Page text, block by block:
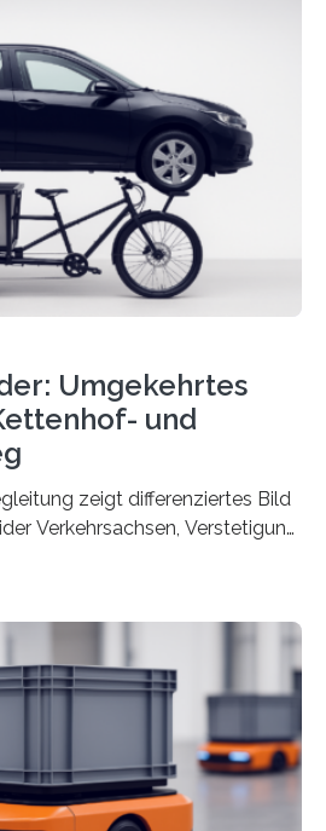
sogar um 35 Prozent. Die
Transportation Research
vom 5. August 2025 online
Autobahnen sind…
Umgekehrtes
und
zeigt differenziertes Bild
Verkehrsachsen, Verstetigung
und Aufenthaltsqualität zu
Robert-Mayer-Straße
werden und was sie
der Frankfurt University
UAS) untersucht und
positive Bilanz. Gemeinsam mit
Frankfurt stellten sie am 15.